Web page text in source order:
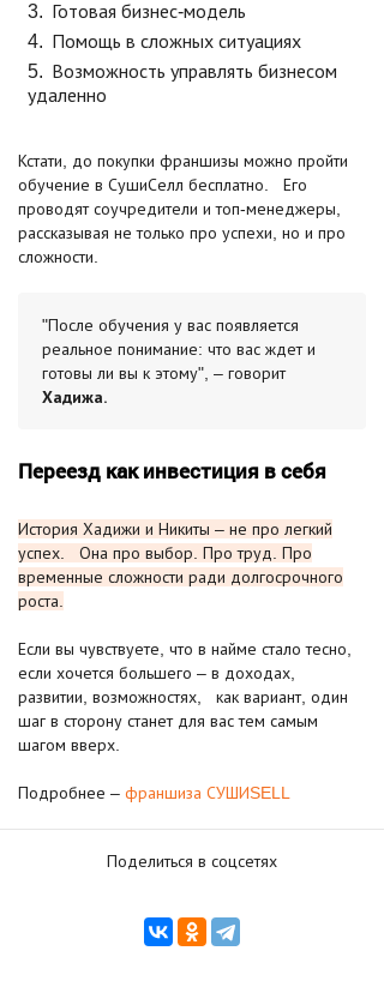
Готовая бизнес-модель
Помощь в сложных ситуациях
Возможность управлять бизнесом
удаленно
Кстати, до покупки франшизы можно пройти
обучение в СушиСелл бесплатно. Его
проводят соучредители и топ-менеджеры,
рассказывая не только про успехи, но и про
сложности.
"После обучения у вас появляется
реальное понимание: что вас ждет и
готовы ли вы к этому", – говорит
Хадижа.
Переезд как инвестиция в себя
История Хадижи и Никиты – не про легкий
успех. Она про выбор. Про труд. Про
временные сложности ради долгосрочного
роста.
Если вы чувствуете, что в найме стало тесно,
если хочется большего – в доходах,
развитии, возможностях, как вариант, один
шаг в сторону станет для вас тем самым
шагом вверх.
Подробнее – франшиза СУШИSELL
Поделиться в соцсетях